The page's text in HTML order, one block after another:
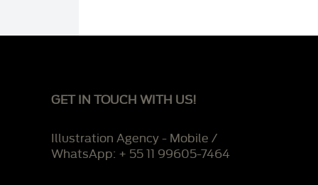
GET IN TOUCH WITH US!
Illustration Agency - Mobile /
WhatsApp: + 55 11 99605-7464